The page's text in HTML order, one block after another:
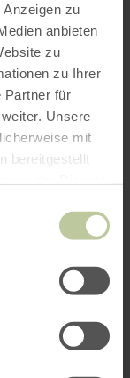
zu
anbieten
zu
zu Ihrer
Partner für
Unsere
mit
bereitgestellt